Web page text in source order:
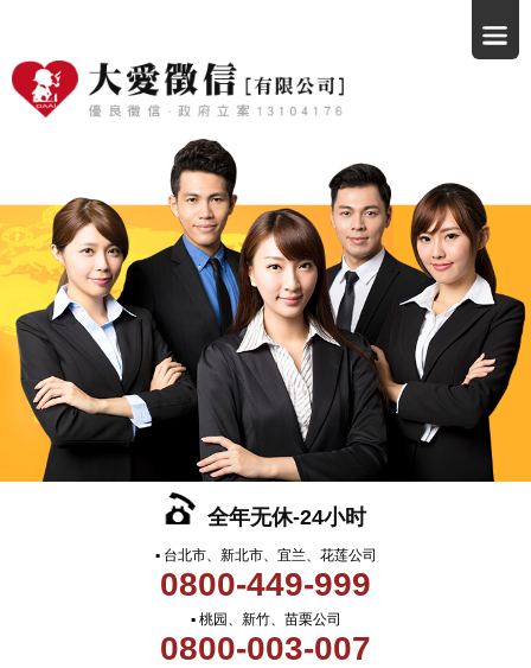
全年无休-24小时
▪ 台北市、新北市、宜兰、花莲公司
0800-449-999
▪ 桃园、新竹、苗栗公司
0800-003-007